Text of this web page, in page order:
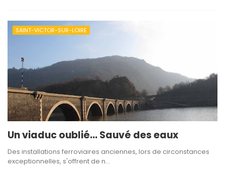
SAINT-VICTOR-SUR-LOIRE
Un viaduc oublié... Sauvé des eaux
Des installations ferroviaires anciennes, lors de circonstances
exceptionnelles, s'offrent de n…